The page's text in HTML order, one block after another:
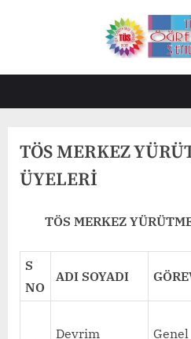
TÖS MERKEZ
ÜYELERİ
TÖS MERKEZ
S
NO
ADI SOYADI
Devrim
Genel